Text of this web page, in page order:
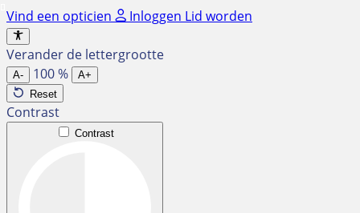
Ga
naar
de
inhoud
Vind een opticien Inloggen Lid worden
Verander de lettergrootte
A- 100%
A+
Reset
Contrast
Contrast